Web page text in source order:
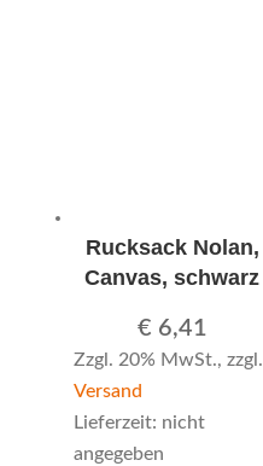
Rucksack Nolan,
Canvas, schwarz
€ 6,41
Zzgl. 20% MwSt., zzgl.
Versand
Lieferzeit: nicht
angegeben